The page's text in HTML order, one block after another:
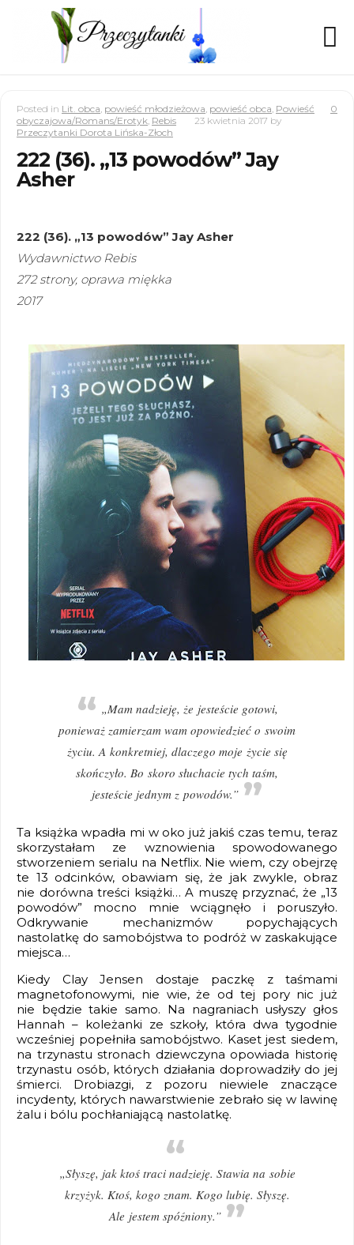
0
Posted in Lit. obca, powieść młodzieżowa, powieść obca, Powieść
obyczajowa/Romans/Erotyk, Rebis 23 kwietnia 2017 by
Przeczytanki Dorota Lińska-Złoch
222 (36). „13 powodów” Jay
Asher
222 (36). „13 powodów” Jay Asher
Wydawnictwo Rebis
272 strony, oprawa miękka
2017
„Mam nadzieję, że jesteście gotowi,
ponieważ zamierzam wam opowiedzieć o swoim
życiu. A konkretniej, dlaczego moje życie się
skończyło. Bo skoro słuchacie tych taśm,
jesteście jednym z powodów.”
Ta książka wpadła mi w oko już jakiś czas temu, teraz
skorzystałam ze wznowienia spowodowanego
stworzeniem serialu na Netflix. Nie wiem, czy obejrzę
te 13 odcinków, obawiam się, że jak zwykle, obraz
nie dorówna treści książki… A muszę przyznać, że „13
powodów” mocno mnie wciągnęło i poruszyło.
Odkrywanie mechanizmów popychających
nastolatkę do samobójstwa to podróż w zaskakujące
miejsca…
Kiedy Clay Jensen dostaje paczkę z taśmami
magnetofonowymi, nie wie, że od tej pory nic już
nie będzie takie samo. Na nagraniach usłyszy głos
Hannah – koleżanki ze szkoły, która dwa tygodnie
wcześniej popełniła samobójstwo. Kaset jest siedem,
na trzynastu stronach dziewczyna opowiada historię
trzynastu osób, których działania doprowadziły do jej
śmierci. Drobiazgi, z pozoru niewiele znaczące
incydenty, których nawarstwienie zebrało się w lawinę
żalu i bólu pochłaniającą nastolatkę.
„Słyszę, jak ktoś traci nadzieję. Stawia na sobie
krzyżyk. Ktoś, kogo znam. Kogo lubię. Słyszę.
Ale jestem spóźniony.”